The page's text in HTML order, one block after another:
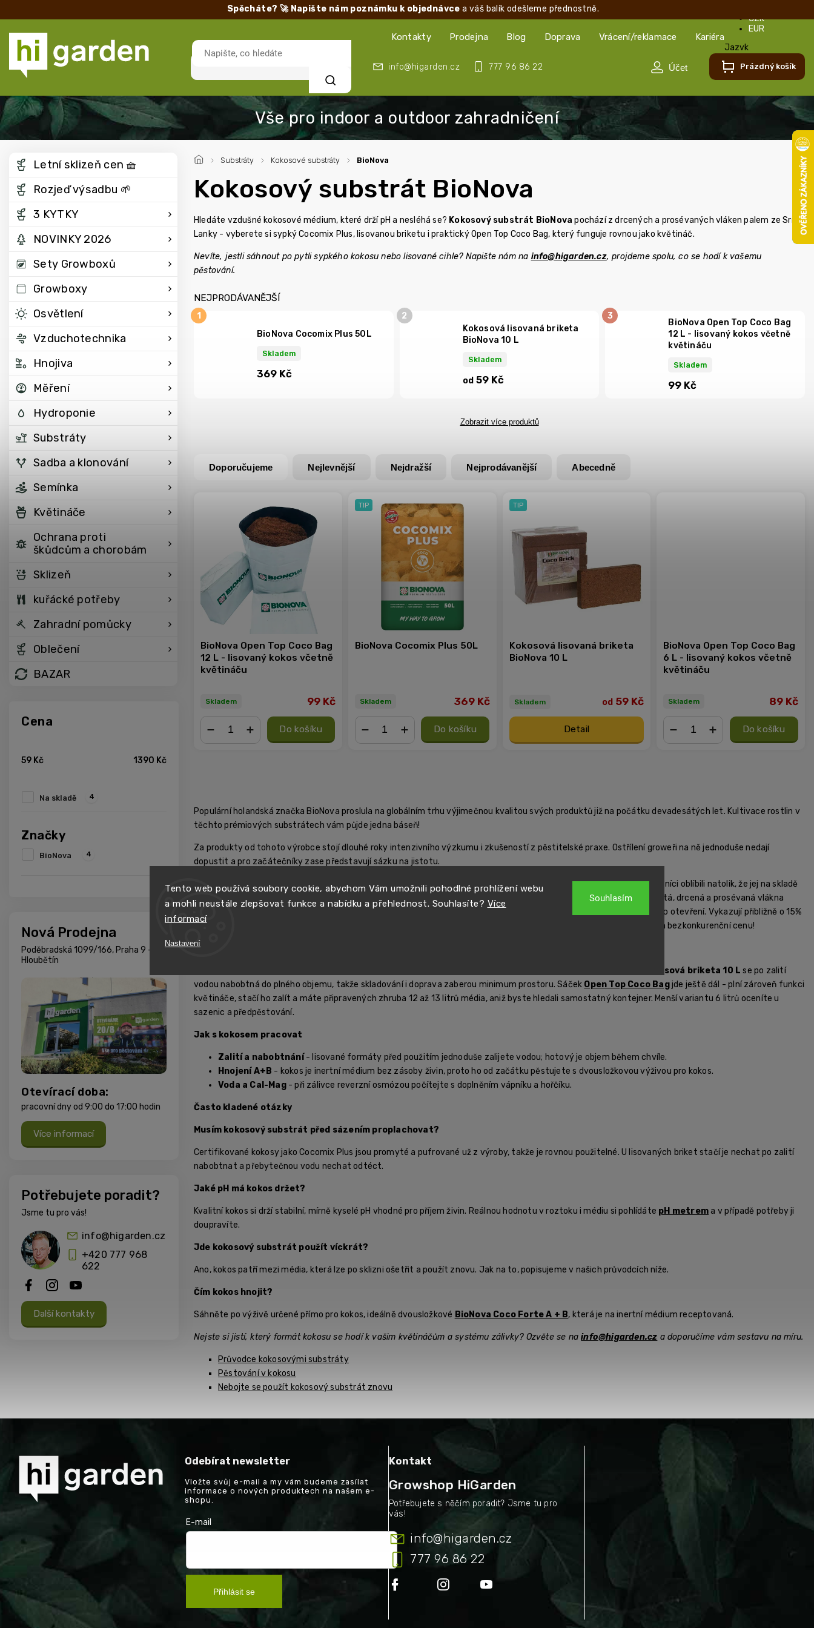
Tento web používá soubory cookie, abychom Vám umožnili pohodlné prohlížení webu
a mohli neustále zlepšovat funkce a nabídku a přehlednost. Souhlasíte? Více
informací
Nastavení
Souhlasím
Spěcháte? 🚀 Napište nám poznámku k objednávce a váš balík odešleme přednostně.
777 96 86 22
info@higarden.cz
Kontakty Prodejna Blog Doprava Vrácení/reklamace Kariéra
CZK
EUR
Jazyk
Čeština
Hledat
Prázdný košík
/ Substráty / Kokosové substráty / BioNova
Letní sklizeň cen 🧺
Rozjeď výsadbu 🌱
3 KYTKY
NOVINKY 2026
Sety Growboxů
Growboxy
Osvětlení
Vzduchotechnika
Hnojiva
Měření
Hydroponie
Substráty
Sadba a klonování
Semínka
Květináče
Ochrana proti
škůdcům a chorobám
Sklizeň
kuřácké potřeby
Zahradní pomůcky
Oblečení
BAZAR
Cena
59 Kč 1390 Kč
Na skladě 4
Značky
BioNova 4
Nová Prodejna
Poděbradská 1099/166, Praha 9 -
Hloubětín
Otevírací doba:
pracovní dny od 9:00 do 17:00 hodin
Více informací
Potřebujete poradit?
Jsme tu pro vás!
info@higarden.cz
+420 777 968
622
Další kontakty
Kokosový substrát BioNova
Hledáte vzdušné kokosové médium, které drží pH a nesléhá se? Kokosový substrát BioNova pochází z drcených a prosévaných vláken palem ze Srí
Lanky - vyberete si sypký Cocomix Plus, lisovanou briketu i praktický Open Top Coco Bag, který funguje rovnou jako květináč.
Nevíte, jestli sáhnout po pytli sypkého kokosu nebo lisované cihle? Napište nám na info@higarden.cz, projdeme spolu, co se hodí k vašemu
pěstování.
NEJPRODÁVANĚJŠÍ
BioNova Cocomix Plus 50L
Skladem
369 Kč
Kokosová lisovaná briketa
BioNova 10 L
Skladem
od59 Kč
BioNova Open Top Coco Bag
12 L - lisovaný kokos včetně
květináču
Skladem
99 Kč
Zobrazit více produktů
Doporučujeme Nejlevnější Nejdražší Nejprodávanější Abecedně
BioNova Open Top Coco Bag
12 L - lisovaný kokos včetně
květináču
Skladem 99 Kč
Do košíku
TIP
BioNova Cocomix Plus 50L
Skladem 369 Kč
Do košíku
TIP
Kokosová lisovaná briketa
BioNova 10 L
Skladem od 59 Kč
Detail
BioNova Open Top Coco Bag
6 L - lisovaný kokos včetně
květináču
Skladem 89 Kč
Do košíku
Populární holandská značka BioNova proslula na globálním trhu výjimečnou kvalitou svých produktů již na počátku devadesátých let. Kultivace rostlin v
těchto prémiových substrátech vám půjde jedna báseň!
Za produkty od tohoto výrobce stojí dlouhé roky intenzivního výzkumu i zkušeností z pěstitelské praxe. Ostřílení groweři na ně jednoduše nedají
dopustit a pro začátečníky zase představují sázku na jistotu.
To platí i pro veganský stoprocentně kompostovatelný Cocomix Plus
ověnčený certifikací od RHP, který si naši zákazníci oblíbili natolik, že jej na skladě
sotva stačíme doplňovat. Díky sofistikovaným metodám zpracování tento kokosový mix skvěle drží pH. Dokonale čistá, drcená a prosévaná vlákna
plodů kokosových palem rostoucích v panenské přírodě Srí Lanky si udržují konzistentní kvalitu a vzdušnost i dlouho po otevření. Vykazují přibližně o 15%
menší sléhavost oproti ostatním kokosovým substrátům. U nás navíc pořídíte recyklovatelné balení bez chemikálií za bezkonkurenční cenu!
Náš TIP:
Lisovaná kokosová briketa 10 L se po zalití
vodou nabobtná do plného objemu, takže skladování i doprava zaberou minimum prostoru. Sáček Open Top Coco Bagjde ještě dál - plní zároveň funkci
květináče, stačí ho zalít a máte připravených zhruba 12 až 13 litrů média, aniž byste hledali samostatný kontejner. Menší variantu 6 litrů oceníte u
sazenic a předpěstování.
Jak s kokosem pracovat
Zalití a nabobtnání- lisované formáty před použitím jednoduše zalijete vodou; hotový je objem během chvíle.
Hnojení A+B - kokos je inertní médium bez zásoby živin, proto ho od začátku pěstujete s dvousložkovou výživou pro kokos.
Voda a Cal-Mag- při zálivce reverzní osmózou počítejte s doplněním vápníku a hořčíku.
Často kladené otázky
Musím kokosový substrát před sázením proplachovat?
Certifikované kokosy jako Cocomix Plus jsou promyté a pufrované už z výroby, takže je rovnou použitelné. U lisovaných briket stačí je nechat po zalití
nabobtnat a přebytečnou vodu nechat odtéct.
Jaké pH má kokos držet?
Kvalitní kokos si drží stabilní, mírně kyselé pH vhodné pro příjem živin. Reálnou hodnotu v roztoku i médiu si pohlídáte pH metrem a v případě potřeby ji
doupravíte.
Jde kokosový substrát použít víckrát?
Ano, kokos patří mezi média, která lze po sklizni ošetřit a použít znovu. Jak na to, popisujeme v našich průvodcích níže.
Čím kokos hnojit?
Sáhněte po výživě určené přímo pro kokos, ideálně dvousložkové BioNova Coco Forte A + B, která je na inertní médium receptovaná.
Nejste si jistí, který formát kokosu se hodí k vašim květináčům a systému zálivky? Ozvěte se nainfo@higarden.cz a doporučíme vám sestavu na míru.
Průvodce kokosovými substráty
Pěstování v kokosu
Nebojte se použít kokosový substrát znovu
Odebírat newsletter
Vložte svůj e-mail a my vám budeme zasílat
informace o nových produktech na našem e-
shopu.
E-mail
Přihlásit se
Kontakt
Growshop HiGarden
info@higarden.cz
777 96 86 22